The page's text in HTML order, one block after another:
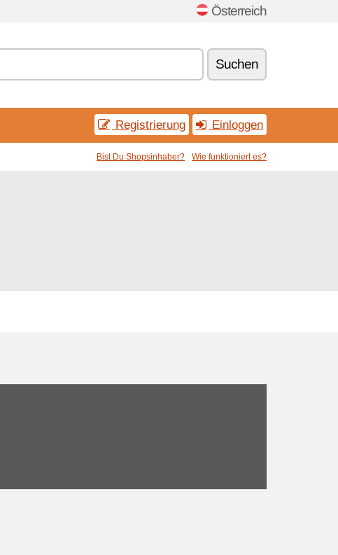
Österreich
Suchen
Registrierung Einloggen
Bist Du Shopsinhaber? Wie funktioniert es?